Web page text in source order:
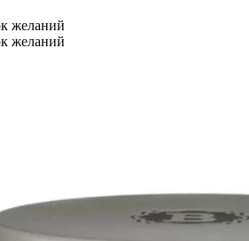
желаний
желаний